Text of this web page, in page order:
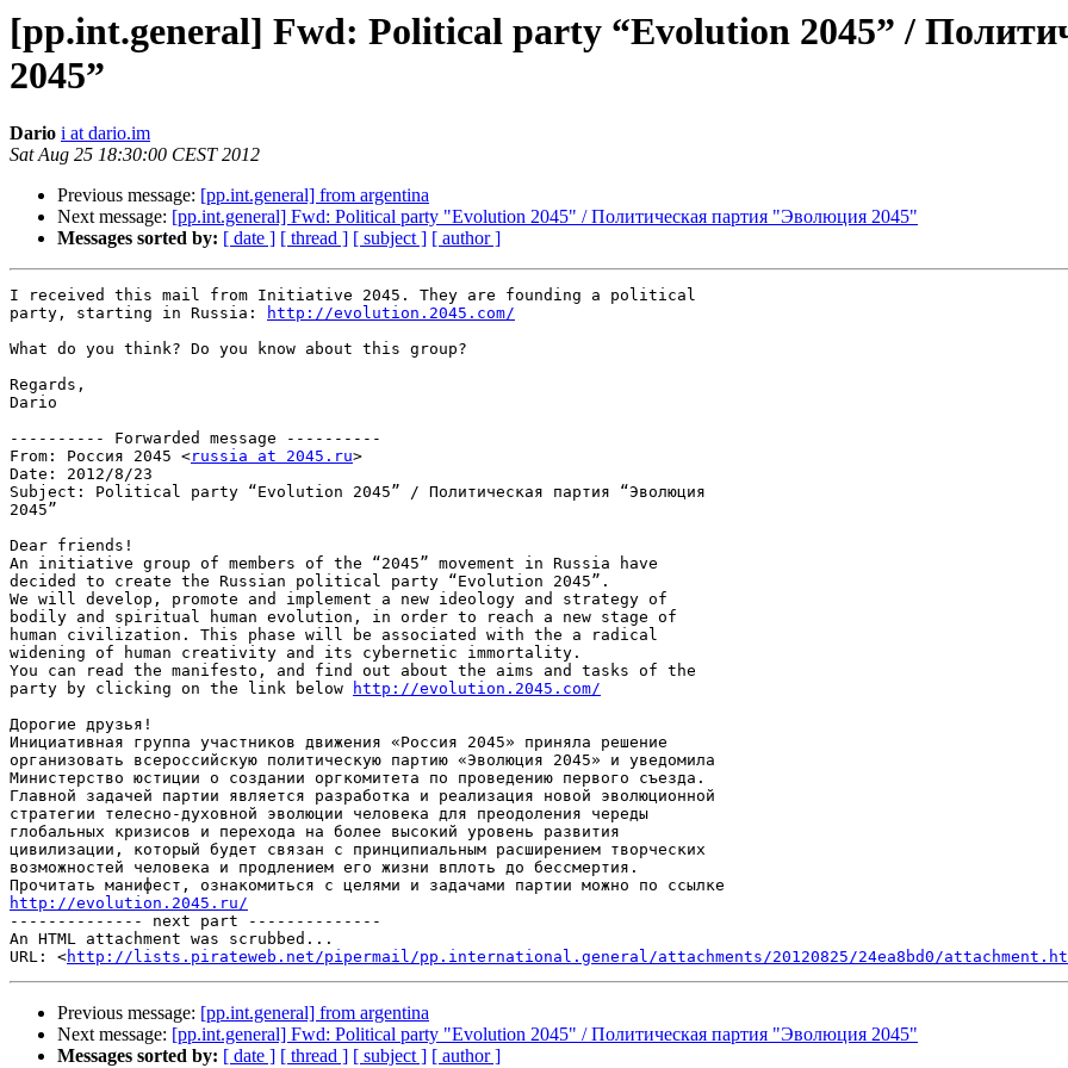
[pp.int.general] Fwd: Political party “Evolution 2045” /
2045”
Dario i at dario.im
Sat Aug 25 18:30:00 CEST 2012
Previous message: [pp.int.general] from argentina
Next message: [pp.int.general] Fwd: Political party "Evolution 2045" / Политическая партия "Эволюция 2045"
Messages sorted by: [ date ] [ thread ] [ subject ] [ author ]
I received this mail from Initiative 2045. They are founding a political
party, starting in Russia:
http://evolution.2045.com/
What do you think? Do you know about this group?
Regards,
Dario
---------- Forwarded message ----------
From: Россия 2045 <russia at 2045.ru>
Date: 2012/8/23
Subject: Political party “Evolution 2045” / Политическая партия “Эволюция
2045”
Dear friends!
An initiative group of members of the “2045” movement in Russia have
decided to create the Russian political party “Evolution 2045”.
We will develop, promote and implement a new ideology and strategy of
bodily and spiritual human evolution, in order to reach a new stage of
human civilization. This phase will be associated with the a radical
widening of human creativity and its cybernetic immortality.
You can read the manifesto, and find out about the aims and tasks of the
party by clicking on the link below
http://evolution.2045.com/
Дорогие друзья!
Инициативная группа участников движения «Россия 2045» приняла решение
организовать всероссийскую политическую партию «Эволюция 2045» и уведомила
Министерство юстиции о создании оргкомитета по проведению первого съезда.
Главной задачей партии является разработка и реализация новой эволюционной
стратегии телесно-духовной эволюции человека для преодоления череды
глобальных кризисов и перехода на более высокий уровень развития
цивилизации, который будет связан с принципиальным расширением творческих
возможностей человека и продлением его жизни вплоть до бессмертия.
http://evolution.2045.ru/
-------------- next part --------------
An HTML attachment was scrubbed...
URL: <http://lists.pirateweb.net/pipermail/pp.international.general/attachments/20120825/24ea8bd0/
Previous message: [pp.int.general] from argentina
Next message: [pp.int.general] Fwd: Political party "Evolution 2045" / Политическая партия "Эволюция 2045"
Messages sorted by: [ date ] [ thread ] [ subject ] [ author ]